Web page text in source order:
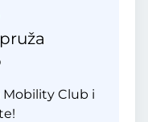
Mobility Club i